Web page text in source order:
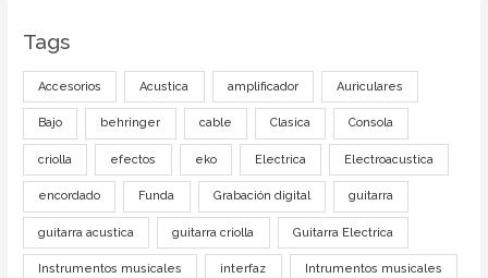
Tags
Accesorios Acustica amplificador Auriculares
Bajo behringer cable Clasica Consola
criolla efectos eko Electrica Electroacustica
encordado Funda Grabación digital guitarra
guitarra acustica guitarra criolla Guitarra Electrica
Instrumentos musicales interfaz Intrumentos musicales